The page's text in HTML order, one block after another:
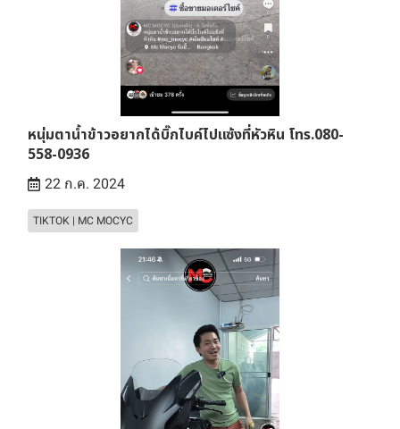
หนุ่มตาน้ำข้าวอยากได้บิ๊กไบค์ไปแซ้งที่หัวหิน โทร.080-
558-0936
22 ก.ค. 2024
TIKTOK | MC MOCYC